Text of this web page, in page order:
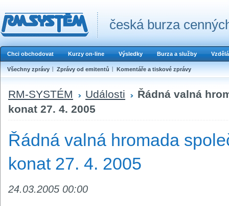
česká burza
Chci obchodovat Kurzy on-line Výsledky Burza a služby
Všechny zprávy Zprávy od emitentů Komentáře a tiskové zprávy
RM-SYSTÉM Události
Řádná valná
konat 27. 4. 2005
Řádná valná hromada
konat 27. 4. 2005
24.03.2005 00:00